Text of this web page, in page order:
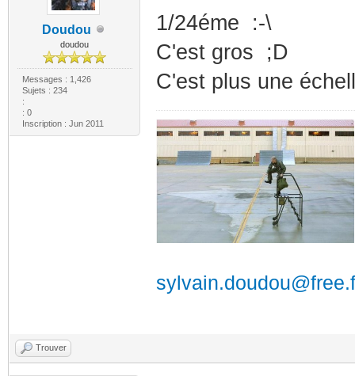
Doudou
doudou
Messages : 1,426
Sujets : 234
:
: 0
Inscription : Jun 2011
1/24éme :-\
C'est gros ;D
C'est plus une
Trouver